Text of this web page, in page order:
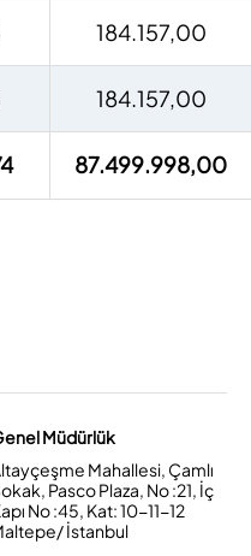
184.157,00
184.157,00
87.499.998,00
Müdürlük
Mahallesi, Çamlı
Pasco Plaza, No :21, İç
No :45, Kat: 10-11-12
İstanbul